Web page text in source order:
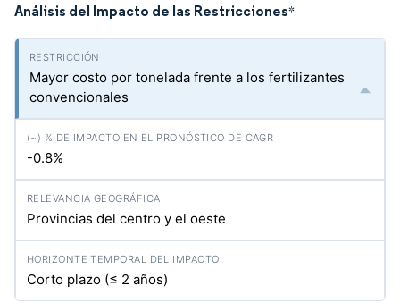
Análisis del Impacto de las Restricciones*
Mayor costo por tonelada frente a los fertilizantes
convencionales
-0.8%
Provincias del centro y el oeste
Corto plazo (≤ 2 años)